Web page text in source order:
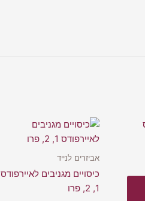
אביזרים לנייד
כיסויים מגניבים לאיירפודס
1, 2, פרו